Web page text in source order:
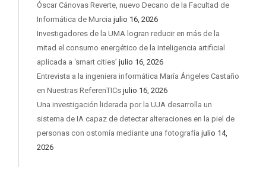
Óscar Cánovas Reverte, nuevo Decano de la Facultad de
Informática de Murcia julio 16, 2026
Investigadores de la UMA logran reducir en más de la
mitad el consumo energético de la inteligencia artificial
aplicada a ‘smart cities’ julio 16, 2026
Entrevista a la ingeniera informática María Ángeles Castaño
en Nuestras ReferenTICs julio 16, 2026
Una investigación liderada por la UJA desarrolla un
sistema de IA capaz de detectar alteraciones en la piel de
personas con ostomía mediante una fotografía julio 14,
2026